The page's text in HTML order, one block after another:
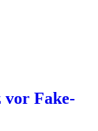
vor Fake-